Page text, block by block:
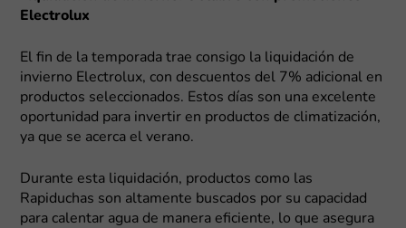
Electrolux
El fin de la temporada trae consigo la liquidación de
invierno Electrolux, con descuentos del 7% adicional en
productos seleccionados. Estos días son una excelente
oportunidad para invertir en productos de climatización,
ya que se acerca el verano.
Durante esta liquidación, productos como las
Rapiduchas son altamente buscados por su capacidad
para calentar agua de manera eficiente, lo que asegura